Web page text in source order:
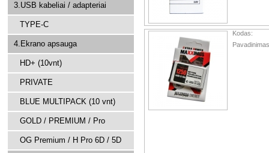
3.USB kabeliai / adapteriai
TYPE-C
4.Ekrano apsauga
HD+ (10vnt)
PRIVATE
BLUE MULTIPACK (10 vnt)
GOLD / PREMIUM / Pro
OG Premium / H Pro 6D / 5D
Kodas: